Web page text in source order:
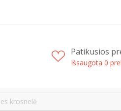
Patikusios
Išsaugota 0